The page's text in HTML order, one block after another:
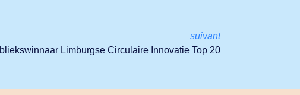
suivant
Limburgse Circulaire Innovatie Top 20